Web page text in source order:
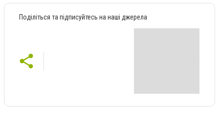
Поділіться та підписуйтесь на наші джерела